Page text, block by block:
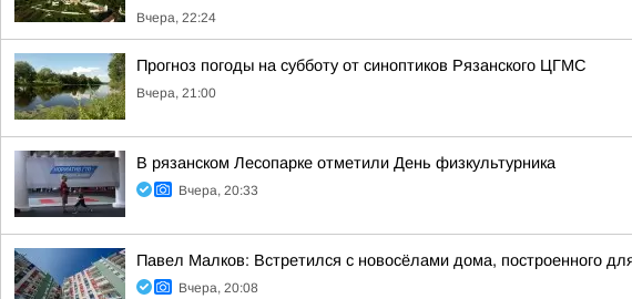
Вчера, 22:24
Прогноз погоды на субботу от синоптиков Рязанского ЦГМС
Вчера, 21:00
В рязанском Лесопарке отметили День физкультурника
Вчера, 20:33
Павел Малков: Встретился с новосёлами дома, построенного
Вчера, 20:08